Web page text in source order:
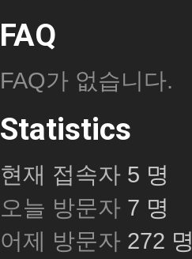
FAQ
FAQ가 없습니다.
Statistics
현재 접속자 5 명
오늘 방문자 7 명
어제 방문자 272 명